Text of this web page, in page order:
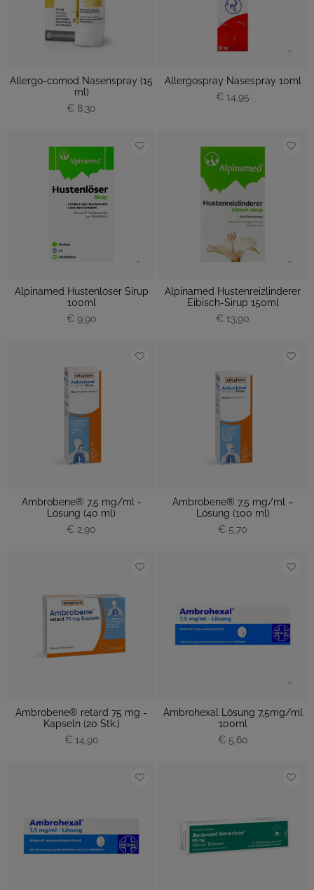
Allergo-comod Nasenspray (15
ml)
€ 8,30
Allergospray Nasespray 10ml
€ 14,95
Alpinamed Hustenlöser Sirup
100ml
€ 9,90
Alpinamed Hustenreizlinderer
Eibisch-Sirup 150ml
€ 13,90
Ambrobene® 7,5 mg/ml -
Lösung (40 ml)
€ 2,90
Ambrobene® 7,5 mg/ml –
Lösung (100 ml)
€ 5,70
Ambrobene® retard 75 mg -
Kapseln (20 Stk.)
€ 14,90
Ambrohexal Lösung 7,5mg/ml
100ml
€ 5,60